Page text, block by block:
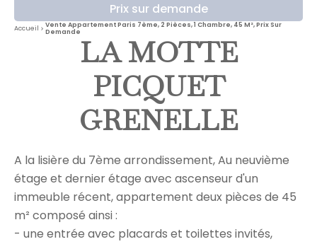
Prix sur demande
Accueil
Vente Appartement Paris 7ème, 2 Pièces, 1 Chambre, 45 M², Prix Sur
Demande
LA MOTTE
PICQUET
GRENELLE
A la lisière du 7ème arrondissement, Au neuvième
étage et dernier étage avec ascenseur d'un
immeuble récent, appartement deux pièces de 45
m² composé ainsi :
- une entrée avec placards et toilettes invités,